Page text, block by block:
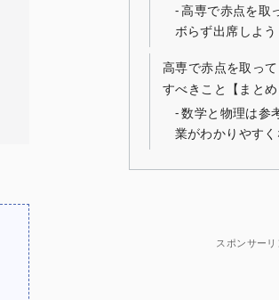
高専で赤点を取
ボらず出席しよう
高専で赤点を取っ
すべきこと【まとめ
数学と物理は参
業がわかりやす
スポンサーリ